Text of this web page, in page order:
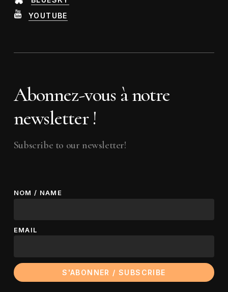
YOUTUBE
Abonnez-vous à notre
newsletter !
Subscribe to our newsletter!
NOM / NAME
EMAIL